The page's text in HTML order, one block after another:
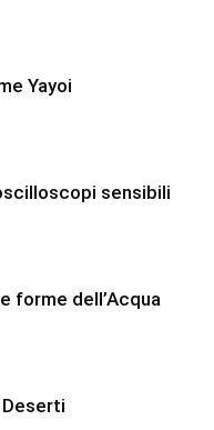
Yayoi
sensibili
forme dell’Acqua